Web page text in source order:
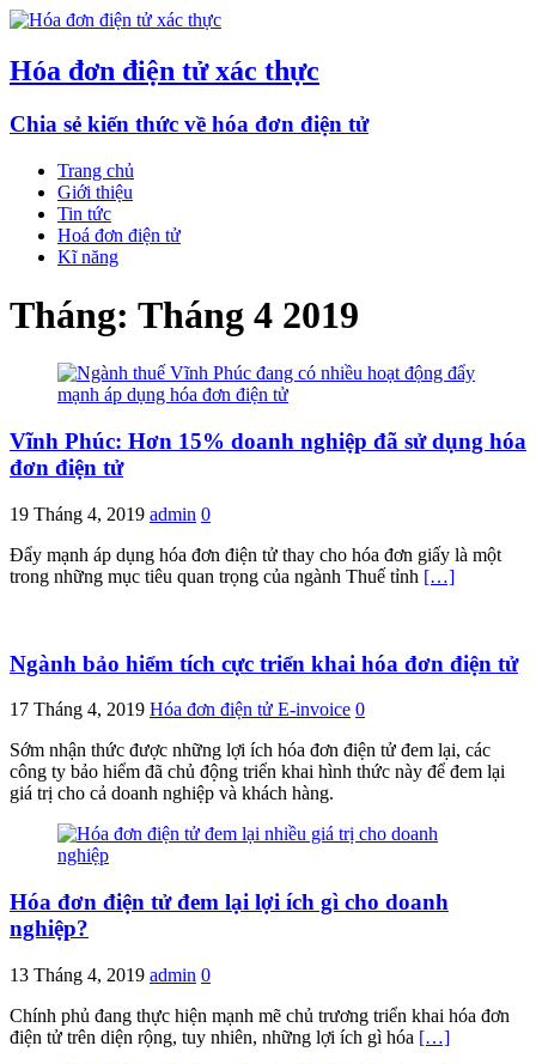
Hóa đơn điện tử xác thực
Chia sẻ kiến thức về hóa đơn điện tử
Trang chủ
Giới thiệu
Tin tức
Hoá đơn điện tử
Kĩ năng
Tháng: Tháng 4 2019
Vĩnh Phúc: Hơn 15% doanh nghiệp đã sử dụng hóa
đơn điện tử
19 Tháng 4, 2019 admin 0
Đẩy mạnh áp dụng hóa đơn điện tử thay cho hóa đơn giấy là một
trong những mục tiêu quan trọng của ngành Thuế tỉnh […]
Ngành bảo hiểm tích cực triển khai hóa đơn điện tử
17 Tháng 4, 2019 Hóa đơn điện tử E-invoice 0
Sớm nhận thức được những lợi ích hóa đơn điện tử đem lại, các
công ty bảo hiểm đã chủ động triển khai hình thức này để đem lại
giá trị cho cả doanh nghiệp và khách hàng.
Hóa đơn điện tử đem lại lợi ích gì cho doanh
nghiệp?
13 Tháng 4, 2019 admin 0
Chính phủ đang thực hiện mạnh mẽ chủ trương triển khai hóa đơn
điện tử trên diện rộng, tuy nhiên, những lợi ích gì hóa […]